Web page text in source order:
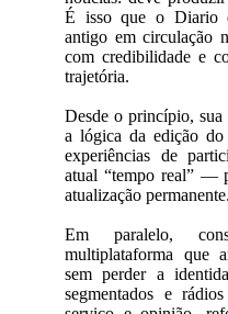
É isso que o Diario
antigo em circulação
com credibilidade e
trajetória.
Desde o princípio, sua
a lógica da edição do
experiências de
atual “tempo real” —
atualização permanente.
Em paralelo,
multiplataforma que
sem perder a
segmentados e